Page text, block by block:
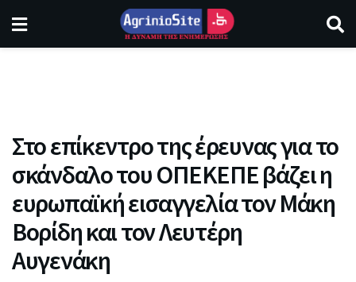
Στο επίκεντρο της έρευνας για το
σκάνδαλο του ΟΠΕΚΕΠΕ βάζει η
ευρωπαϊκή εισαγγελία τον Μάκη
Βορίδη και τον Λευτέρη
Αυγενάκη